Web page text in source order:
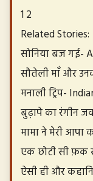
1 2
Related Stories:
सोनिया बज गई-
सौतेली माँ और
मनाली ट्रिप-
बुढ़ापे का रंगीन
मामा ने मेरी आपा
एक छोटी सी फ़क
ऐसी ही और